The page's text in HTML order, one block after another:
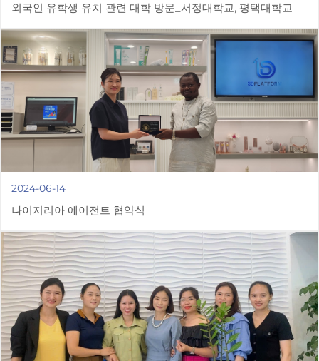
외국인 유학생 유치 관련 대학 방문_서정대학교, 평택대학교
2024-06-14
나이지리아 에이전트 협약식